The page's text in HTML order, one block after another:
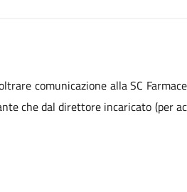
comunicazione alla SC
che dal direttore incaricato (per